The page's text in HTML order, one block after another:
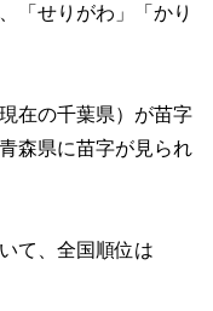
「せりがわ」「かり
在の千葉県）が苗字
森県に苗字が見られ
て、全国順位は